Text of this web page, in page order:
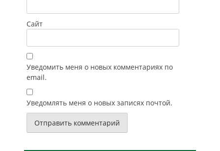
Сайт
Уведомить меня о новых комментариях по
email.
Уведомлять меня о новых записях почтой.